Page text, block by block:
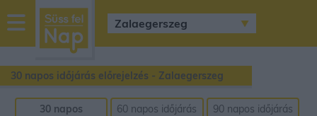
sussfelnap.hu
időjárás
30 napos időjárás előrejelzés - Zalaegerszeg
30 napos
60 napos időjárás
90 napos időjárás